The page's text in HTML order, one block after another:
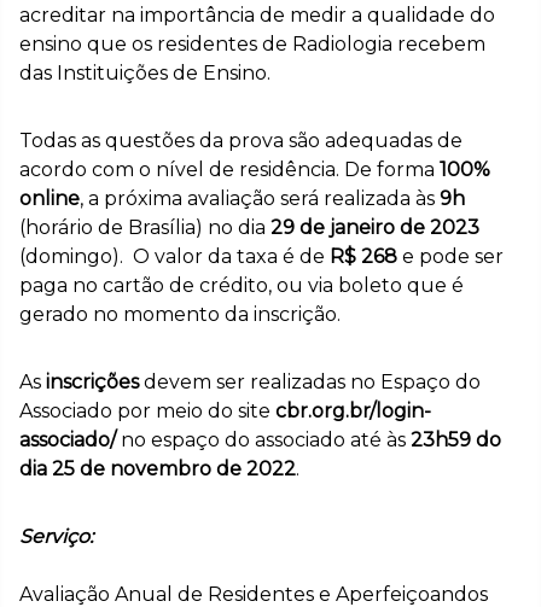
acreditar na importância de medir a qualidade do
ensino que os residentes de Radiologia recebem
das Instituições de Ensino.
Todas as questões da prova são adequadas de
acordo com o nível de residência. De forma 100%
online, a próxima avaliação será realizada às 9h
(horário de Brasília) no dia 29 de janeiro de 2023
(domingo). O valor da taxa é de R$ 268 e pode ser
paga no cartão de crédito, ou via boleto que é
gerado no momento da inscrição.
As inscriçõesdevem ser realizadas no Espaço do
Associado por meio do site cbr.org.br/login-
associado/ no espaço do associado até às 23h59 do
dia 25 de novembro de 2022.
Serviço:
Avaliação Anual de Residentes e Aperfeiçoandos